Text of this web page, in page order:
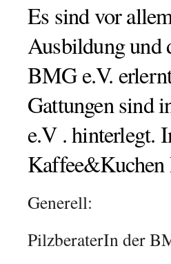
Es sind vor
Ausbildung und
BMG e.V.
Gattungen sind
e.V . hinterlegt.
Kaffee&Kuchen
Generell:
PilzberaterIn der